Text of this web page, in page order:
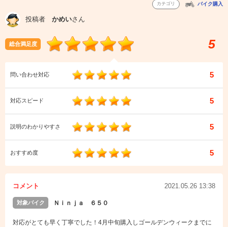
カテゴリ バイク購入
投稿者 かめいさん
総合満足度 5
問い合わせ対応 5
対応スピード 5
説明のわかりやすさ 5
おすすめ度 5
コメント 2021.05.26 13:38
対象バイク Ｎｉｎｊａ ６５０
対応がとても早く丁寧でした！4月中旬購入しゴールデンウィークまでに